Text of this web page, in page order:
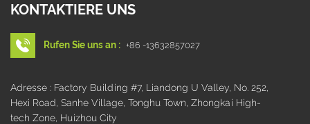
KONTAKTIERE UNS
Rufen Sie uns an : +86 -13632857027
Adresse : Factory Building #7, Liandong U Valley, No. 252,
Hexi Road, Sanhe Village, Tonghu Town, Zhongkai High-
tech Zone, Huizhou City